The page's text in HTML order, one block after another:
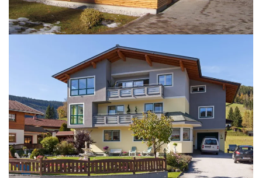
BILD ÖFFNEN